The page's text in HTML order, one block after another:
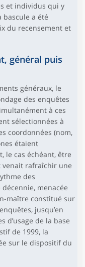
et individus qui y
a été
du recensement et
général puis
généraux, le
des enquêtes
à ces
sélectionnées à
coordonnées (nom,
étaient
le cas échéant, être
venait rafraîchir une
des
menacée
maître constitué sur
jusqu’en
d’usage de la base
de 1999, la
sur le dispositif du